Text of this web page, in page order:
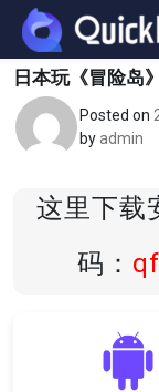
Skip
content
日本玩《冒险岛
Posted on
by admin
这里下载
码：